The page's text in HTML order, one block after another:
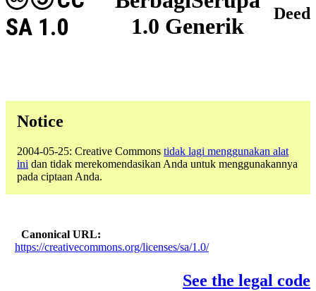
1.0 Generik
SA 1.0
Deed
Notice
2004-05-25: Creative Commons tidak lagi menggunakan alat
ini dan tidak merekomendasikan Anda untuk menggunakannya
pada ciptaan Anda.
Canonical URL
https://creativecommons.org/licenses/sa/1.0/
See the legal code